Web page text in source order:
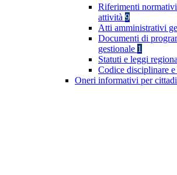
Riferimenti
attività 9
Atti amministrativi
Documenti di
gestionale 1
Statuti e leggi
Codice disciplinare
Oneri informativi per